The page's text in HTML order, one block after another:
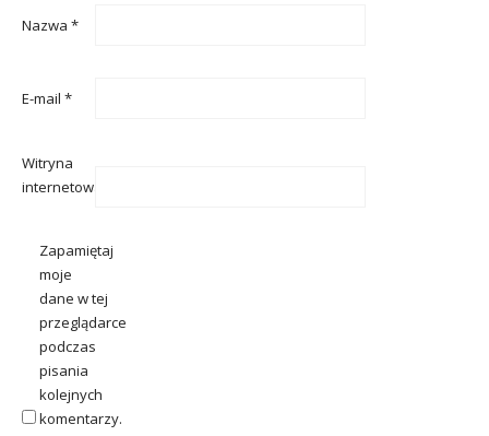
Nazwa *
E-mail *
Witryna
internetowa
Zapamiętaj
moje
dane w tej
przeglądarce
podczas
pisania
kolejnych
komentarzy.